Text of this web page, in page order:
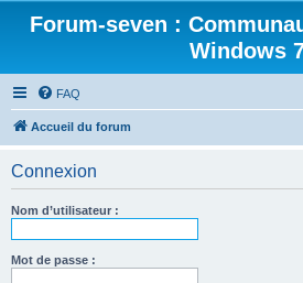
Forum-seven :
Windows
FAQ
Accueil du forum
Connexion
Nom d’utilisateur :
Mot de passe :